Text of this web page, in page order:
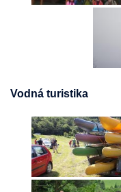
Vodná turistika